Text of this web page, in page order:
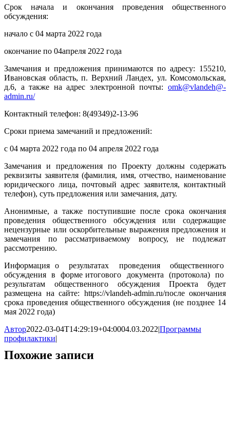
Срок начала и окончания проведения общественного
обсуждения:
начало с 04 марта 2022 года
окончание по 04апреля 2022 года
Замечания и предложения принимаются по адресу: 155210,
Ивановская область, п. Верхний Ландех, ул. Комсомольская,
д.6, а также на адрес электронной почты: omk@vlandeh@-
admin.ru/
Контактный телефон: 8(49349)2-13-96
Сроки приема замечаний и предложений:
с 04 марта 2022 года по 04 апреля 2022 года
Замечания и предложения по Проекту должны содержать
реквизиты заявителя (фамилия, имя, отчество, наименование
юридического лица, почтовый адрес заявителя, контактный
телефон), суть предложения или замечания, дату.
Анонимные, а также поступившие после срока окончания
проведения общественного обсуждения или содержащие
нецензурные или оскорбительные выражения предложения и
замечания по рассматриваемому вопросу, не подлежат
рассмотрению.
Информация о результатах проведения общественного
обсуждения в форме итогового документа (протокола) по
результатам общественного обсуждения Проекта будет
размещена на сайте: https://vlandeh-admin.ru/после окончания
срока проведения общественного обсуждения (не позднее 14
мая 2022 года)
Автор2022-03-04T14:29:19+04:0004.03.2022|Программы
профилактики|
Похожие записи